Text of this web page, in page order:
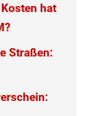
hat
Straßen: